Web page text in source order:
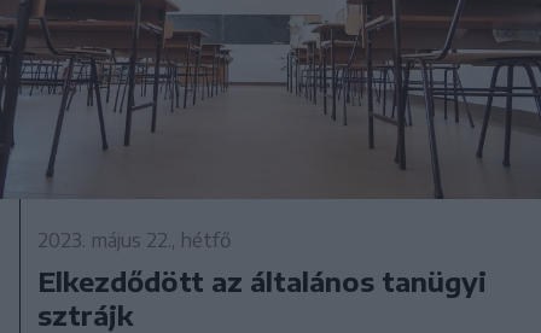
2023. május 22., hétfő
Elkezdődött az általános tanügyi
sztrájk